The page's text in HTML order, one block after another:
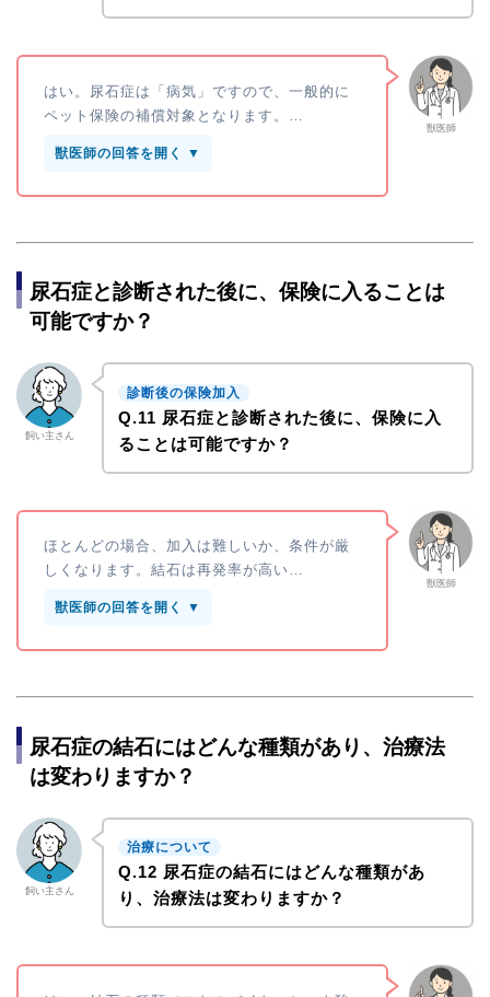
獣医師
はい。尿石症は「病気」ですので、一般的に
ペット保険の補償対象となります。…
獣医師の回答を開く ▼
尿石症と診断された後に、保険に入ることは
可能ですか？
飼い主さん
診断後の保険加入
Q.11 尿石症と診断された後に、保険に入
ることは可能ですか？
獣医師
ほとんどの場合、加入は難しいか、条件が厳
しくなります。結石は再発率が高い…
獣医師の回答を開く ▼
尿石症の結石にはどんな種類があり、治療法
は変わりますか？
飼い主さん
治療について
Q.12 尿石症の結石にはどんな種類があ
り、治療法は変わりますか？